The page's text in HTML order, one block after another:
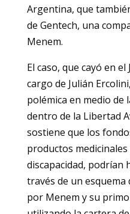
Argentina, que
de Gentech, una
Menem.
El caso, que cayó en
cargo de Julián
polémica en medio de
dentro de la Libertad
sostiene que los
productos
discapacidad, podrían
través de un
por Menem y su